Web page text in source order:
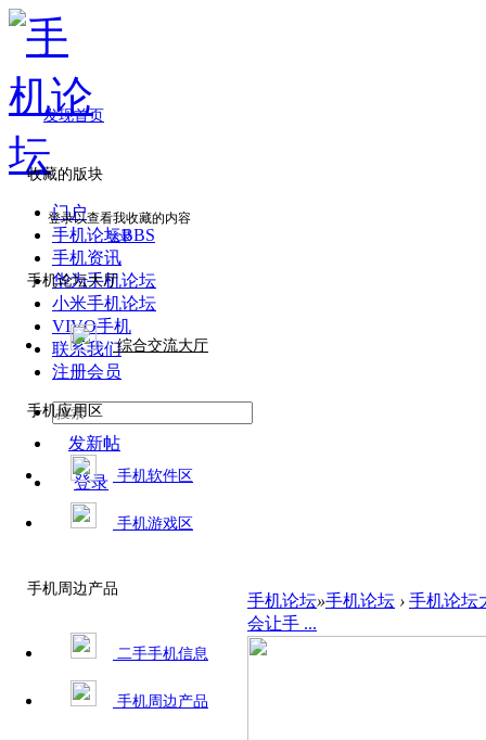
门户
手机论坛BBS
手机资讯
华为手机论坛
小米手机论坛
VIVO手机
联系我们
注册会员
发新帖
登录
手机论坛»手机论坛 › 手机论坛
会让手 ...
发现首页
收藏的版块
登录以查看我收藏的内容
登录
手机论坛大厅
综合交流大厅
手机应用区
手机软件区
手机游戏区
手机周边产品
二手手机信息
手机周边产品